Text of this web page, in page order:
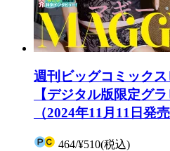
週刊ビッグコミック
【デジタル版限定グ
（2024年11月11日発売
464/¥510(税込)